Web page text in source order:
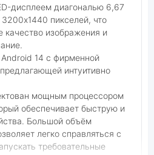
дисплеем диагональю 6,67
пикселей, что
качество изображения и
14 с фирменной
интуитивно
мощным процессором
обеспечивает быструю и
Большой объём
легко справляться с
требовательные